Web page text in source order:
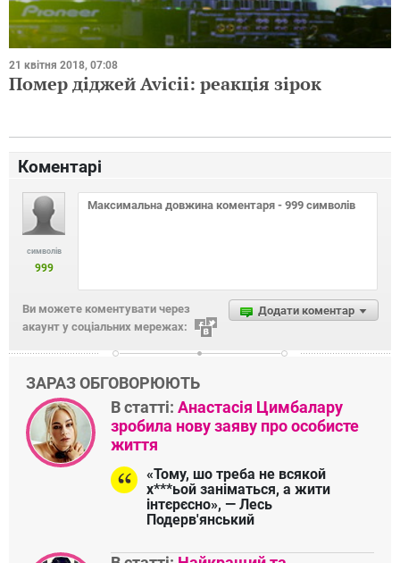
21 квітня 2018, 07:08
Помер діджей Avicii: реакція зірок
Коментарі
символів
999
Додати коментар
Ви можете коментувати через
акаунт у соціальних мережах:
ЗАРАЗ ОБГОВОРЮЮТЬ
В статті: Анастасія Цимбалару
зробила нову заяву про особисте
життя
«Тому, шо треба не всякой
х***ьой заніматься, а жити
інтєрєсно», — Лесь
Подерв'янський